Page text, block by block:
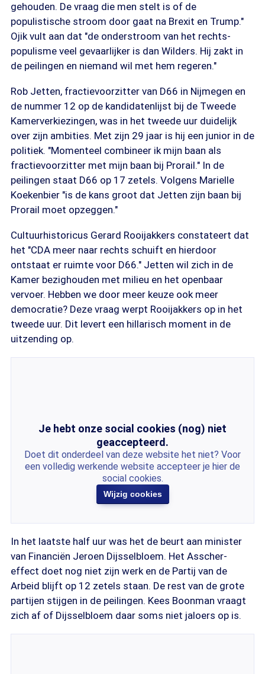
gehouden. De vraag die men stelt is of de
populistische stroom door gaat na Brexit en Trump."
Ojik vult aan dat "de onderstroom van het rechts-
populisme veel gevaarlijker is dan Wilders. Hij zakt in
de peilingen en niemand wil met hem regeren."
Rob Jetten, fractievoorzitter van D66 in Nijmegen en
de nummer 12 op de kandidatenlijst bij de Tweede
Kamerverkiezingen, was in het tweede uur duidelijk
over zijn ambities. Met zijn 29 jaar is hij een junior in de
politiek. "Momenteel combineer ik mijn baan als
fractievoorzitter met mijn baan bij Prorail." In de
peilingen staat D66 op 17 zetels. Volgens Marielle
Koekenbier "is de kans groot dat Jetten zijn baan bij
Prorail moet opzeggen."
Cultuurhistoricus Gerard Rooijakkers constateert dat
het "CDA meer naar rechts schuift en hierdoor
ontstaat er ruimte voor D66." Jetten wil zich in de
Kamer bezighouden met milieu en het openbaar
vervoer. Hebben we door meer keuze ook meer
democratie? Deze vraag werpt Rooijakkers op in het
tweede uur. Dit levert een hillarisch moment in de
uitzending op.
Je hebt onze social cookies (nog) niet
geaccepteerd.
Doet dit onderdeel van deze website het niet? Voor
een volledig werkende website accepteer je hier de
social cookies.
Wijzig cookies
In het laatste half uur was het de beurt aan minister
van Financiën Jeroen Dijsselbloem. Het Asscher-
effect doet nog niet zijn werk en de Partij van de
Arbeid blijft op 12 zetels staan. De rest van de grote
partijen stijgen in de peilingen. Kees Boonman vraagt
zich af of Dijsselbloem daar soms niet jaloers op is.